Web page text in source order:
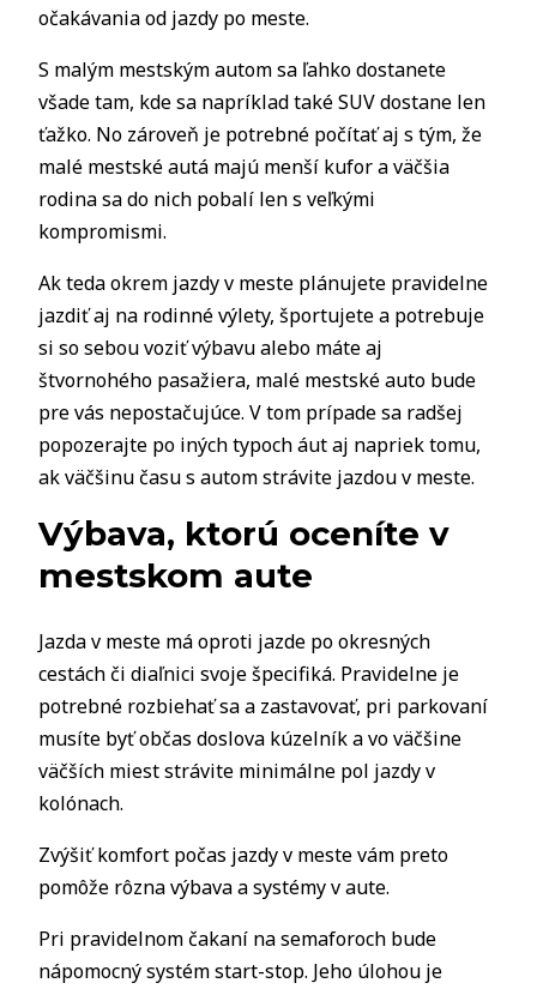
očakávania od jazdy po meste.
S malým mestským autom sa ľahko dostanete
všade tam, kde sa napríklad také SUV dostane len
ťažko. No zároveň je potrebné počítať aj s tým, že
malé mestské autá majú menší kufor a väčšia
rodina sa do nich pobalí len s veľkými
kompromismi.
Ak teda okrem jazdy v meste plánujete pravidelne
jazdiť aj na rodinné výlety, športujete a potrebuje
si so sebou voziť výbavu alebo máte aj
štvornohého pasažiera, malé mestské auto bude
pre vás nepostačujúce. V tom prípade sa radšej
popozerajte po iných typoch áut aj napriek tomu,
ak väčšinu času s autom strávite jazdou v meste.
Výbava, ktorú oceníte v
mestskom aute
Jazda v meste má oproti jazde po okresných
cestách či diaľnici svoje špecifiká. Pravidelne je
potrebné rozbiehať sa a zastavovať, pri parkovaní
musíte byť občas doslova kúzelník a vo väčšine
väčších miest strávite minimálne pol jazdy v
kolónach.
Zvýšiť komfort počas jazdy v meste vám preto
pomôže rôzna výbava a systémy v aute.
Pri pravidelnom čakaní na semaforoch bude
nápomocný systém start-stop. Jeho úlohou je